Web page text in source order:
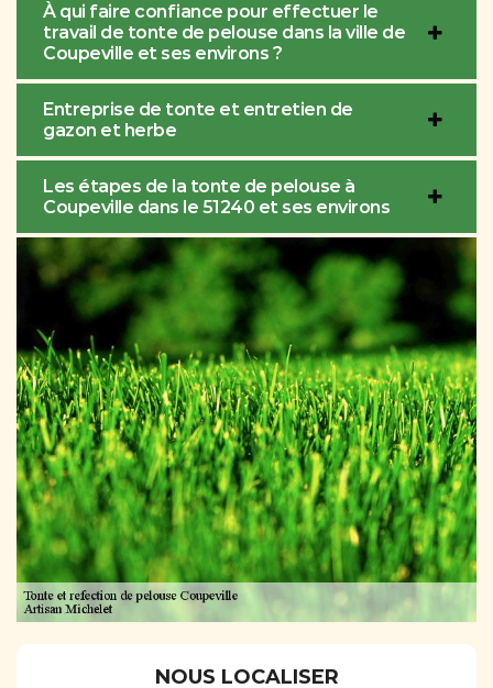
À qui faire confiance pour effectuer le
travail de tonte de pelouse dans la ville de
Coupeville et ses environs ?
Entreprise de tonte et entretien de
gazon et herbe
Les étapes de la tonte de pelouse à
Coupeville dans le 51240 et ses environs
NOUS LOCALISER